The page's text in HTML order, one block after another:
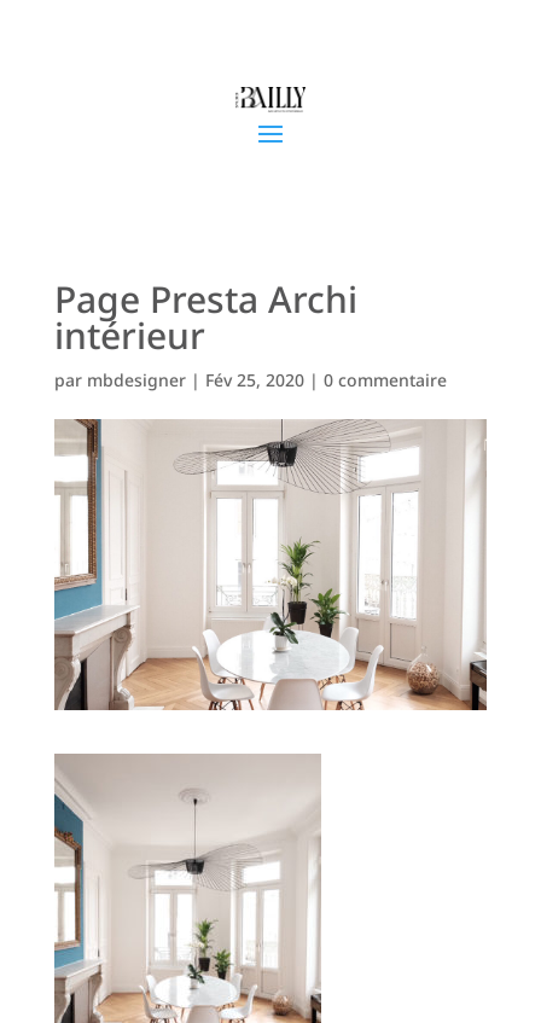
Page Presta Archi
intérieur
par mbdesigner| Fév 25, 2020| 0 commentaire